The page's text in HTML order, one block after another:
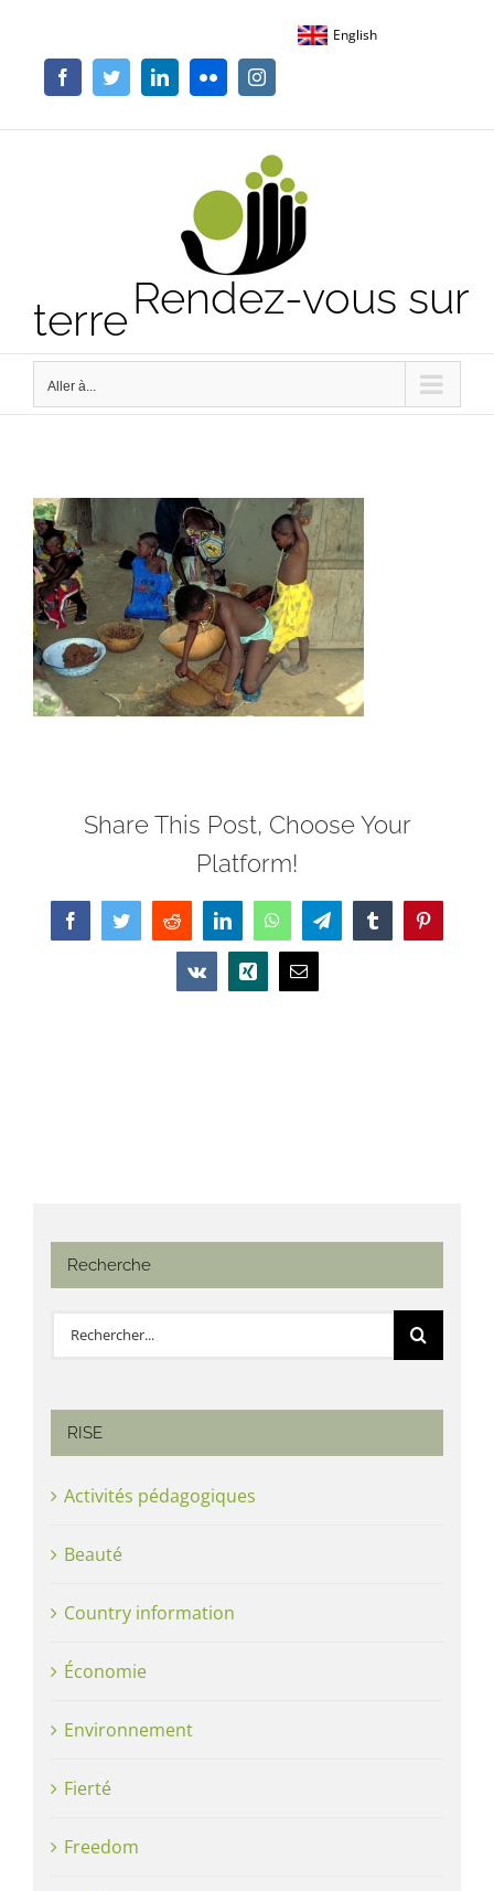
contenu
English
FacebookTwitterLinkedInFlickr Instagram
Rendez-vous sur
terre
Aller à...
Share This Post, Choose Your
Platform!
FacebookTwitterReddit LinkedInWhatsAppTelegramTumblrPinterest
Vk Xing Email
Recherche
Rechercher:
RISE
Activités pédagogiques
Beauté
Country information
Économie
Environnement
Fierté
Freedom